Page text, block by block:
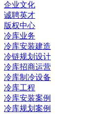
企业文化
诚聘英才
版权中心
冷库业务
冷库安装建造
冷链规划设计
冷库招商运营
冷库制冷设备
冷库工程
冷库安装案例
冷库规划案例